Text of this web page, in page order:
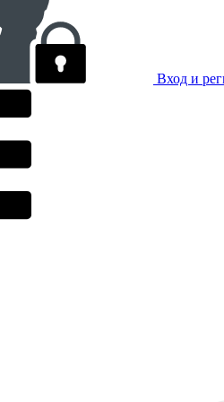
Вход и